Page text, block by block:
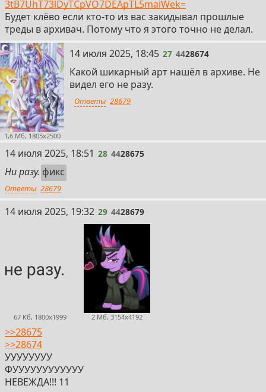
3tB7UhT73lDyTCpVO7DEApTL5maiWek=
Будет клёво если кто-то из вас закидывал прошлые
треды в архивач. Потому что я этого точно не делал.
1,6 Мб, 1805x2500
27
14 июля 2025, 18:45 27 4428674
Какой шикарный арт нашёл в архиве. Не
видел его не разу.
Ответы 28679
28
14 июля 2025, 18:51 28 4428675
Ни разу. фикс
Ответы 28679
29
14 июля 2025, 19:32 29 4428679
67 Кб, 1800x1999 2 Мб, 3154x4192
>>28675
>>28674
УУУУУУУУ
ФУУУУУУУУУУУУ
НЕВЕЖДА!!! 11